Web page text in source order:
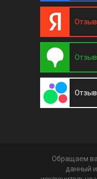
Обращаем
данный